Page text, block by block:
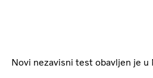
Novi nezavisni test obavljen je u